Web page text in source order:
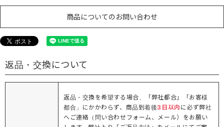
商品についてのお問い合わせ
返品・交換について
返品・交換を希望する場合、「弊社都合」「お客様
都合」にかかわらず、商品到着後3日以内 に必ず弊社
へご連絡（問い合わせフォーム、メール）をお願い